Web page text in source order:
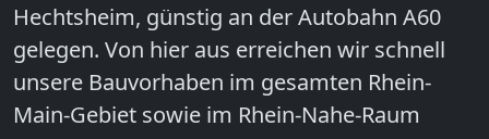
Hechtsheim, günstig an der Autobahn A60
gelegen. Von hier aus erreichen wir schnell
unsere Bauvorhaben im gesamten Rhein-
Main-Gebiet sowie im Rhein-Nahe-Raum